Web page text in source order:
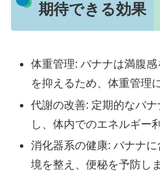
期待できる効果
体重管理: バナナは満腹
を抑えるため、体重管理
代謝の改善: 定期的なバ
し、体内でのエネルギー
消化器系の健康: バナナ
境を整え、便秘を予防し